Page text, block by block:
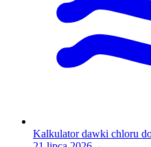
Kalkulator dawki chloru